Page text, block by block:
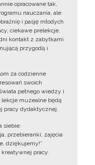
opracowane tak,
nauczania, ale
i pasję młodych
ciekawe prelekcje,
kontakt z zabytkami
przygodą i
za codzienne
swoich
pełnego wiedzy i
lekcje muzealne będą
pracy dydaktycznej.
siebie:
przebieranki, zajęcia
dziękujemy!”
kreatywnej pracy.